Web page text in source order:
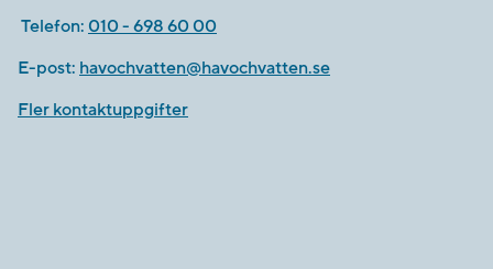
Telefon: 010 - 698 60 00
E-post: havochvatten@havochvatten.se
Fler kontaktuppgifter